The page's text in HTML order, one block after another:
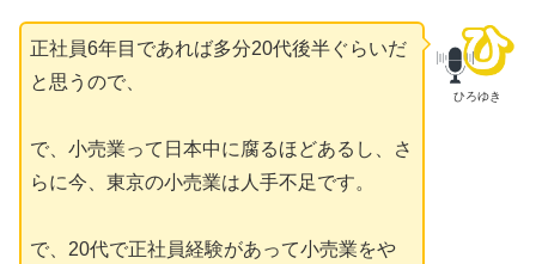
ひろゆき
正社員6年目であれば多分20代後半ぐらいだ
と思うので、
で、小売業って日本中に腐るほどあるし、さ
らに今、東京の小売業は人手不足です。
で、20代で正社員経験があって小売業をや